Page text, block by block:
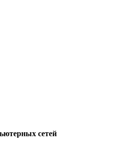
сетей